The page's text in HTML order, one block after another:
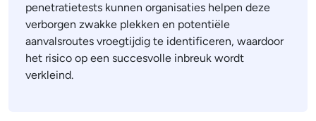
penetratietests kunnen organisaties helpen deze
verborgen zwakke plekken en potentiële
aanvalsroutes vroegtijdig te identificeren, waardoor
het risico op een succesvolle inbreuk wordt
verkleind.